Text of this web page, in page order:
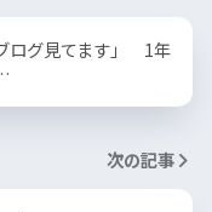
ログ見てます」 1年
次の記事